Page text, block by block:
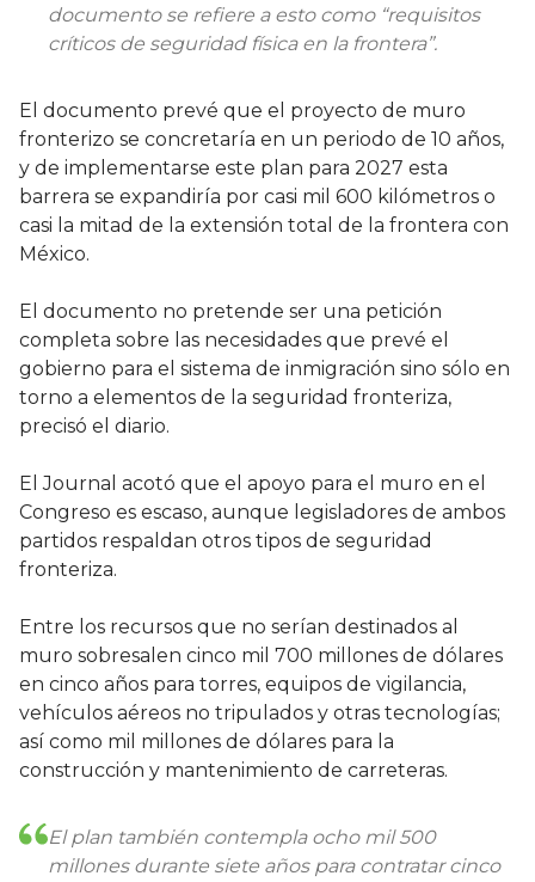
documento se refiere a esto como “requisitos
críticos de seguridad física en la frontera”.
El documento prevé que el proyecto de muro
fronterizo se concretaría en un periodo de 10 años,
y de implementarse este plan para 2027 esta
barrera se expandiría por casi mil 600 kilómetros o
casi la mitad de la extensión total de la frontera con
México.
El documento no pretende ser una petición
completa sobre las necesidades que prevé el
gobierno para el sistema de inmigración sino sólo en
torno a elementos de la seguridad fronteriza,
precisó el diario.
El Journal acotó que el apoyo para el muro en el
Congreso es escaso, aunque legisladores de ambos
partidos respaldan otros tipos de seguridad
fronteriza.
Entre los recursos que no serían destinados al
muro sobresalen cinco mil 700 millones de dólares
en cinco años para torres, equipos de vigilancia,
vehículos aéreos no tripulados y otras tecnologías;
así como mil millones de dólares para la
construcción y mantenimiento de carreteras.
El plan también contempla ocho mil 500
millones durante siete años para contratar cinco